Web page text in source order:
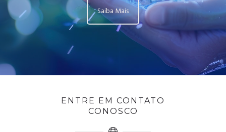
Saiba Mais
ENTRE EM CONTATO
CONOSCO